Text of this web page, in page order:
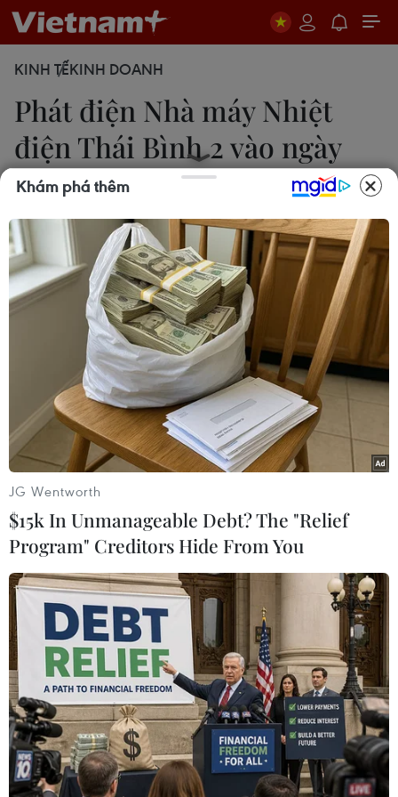
KINH TẾKINH DOANH
Phát điện Nhà máy Nhiệt
điện Thái Bình 2 vào ngày
30/4
Xuân Tùng
23/02/2022 11:50
Phó Thủ tướng Lê Văn Thành nhấn mạnh sắp tới
tiếp tục đẩy nhanh tiến độ, phấn đấu hoàn thành
đưa dự án, trước mắt là phát điện bằng dầu tổ
máy số 1 vào ngày 30/4 tới, phát điện bằng than
ngày 16/6.
Phó Thủ tướng Lê Văn Thành làm việc với Tập đoàn Dầu khí
quốc gia Việt Nam. (Nguồn: baochinhphu.vn)
Ngày 23/2, Phó Thủ tướng Lê Văn Thành kiểm
tra tiến độ dự án Nhiệt điện Thái Bình 2, đặc
Khám phá thêm
JG Wentworth
$15k In Unmanageable Debt? The "Relief
Program" Creditors Hide From You